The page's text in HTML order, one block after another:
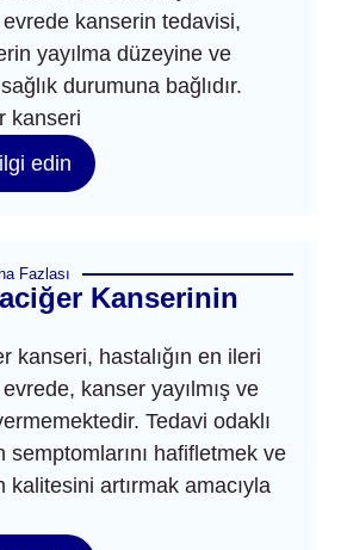
evrede kanserin tedavisi,
yayılma düzeyine ve
durumuna bağlıdır.
kanseri
edin
Fazlası
Kanserinin
kanseri, hastalığın en ileri
kanser yayılmış ve
Tedavi odaklı
semptomlarını hafifletmek ve
kalitesini artırmak amacıyla